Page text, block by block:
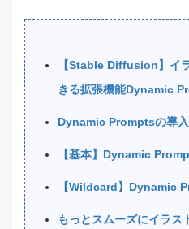
【Stable Diffusion】イ
きる拡張機能Dynamic
Dynamic Promptsの導
【基本】Dynamic
【Wildcard】Dynamic
もっとスムーズにイラ